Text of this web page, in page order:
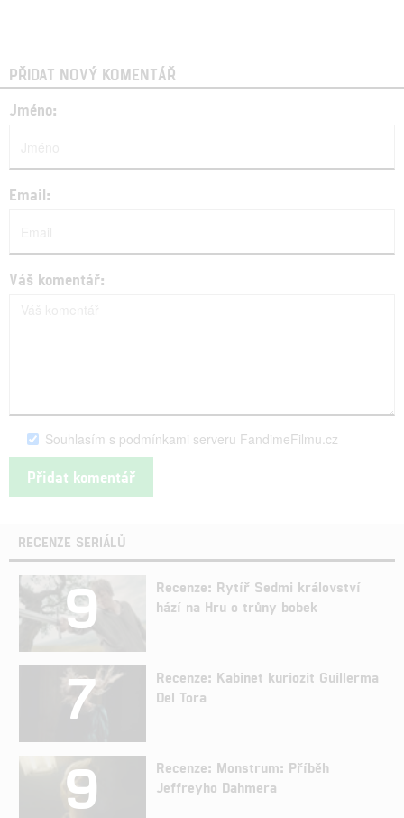
PŘIDAT NOVÝ KOMENTÁŘ
Jméno:
Email:
Váš komentář:
Souhlasím s podmínkami serveru FandimeFilmu.cz
RECENZE SERIÁLŮ
9
Recenze: Rytíř Sedmi království
hází na Hru o trůny bobek
7
Recenze: Kabinet kuriozit Guillerma
Del Tora
9
Recenze: Monstrum: Příběh
Jeffreyho Dahmera